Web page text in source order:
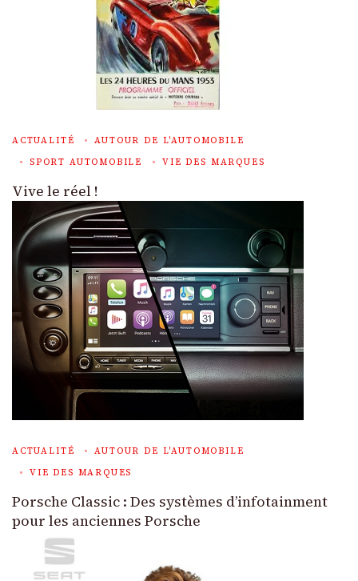
ACTUALITÉ
AUTOUR DE L'AUTOMOBILE
SPORT AUTOMOBILE
VIE DES MARQUES
Vive le réel !
ACTUALITÉ
AUTOUR DE L'AUTOMOBILE
VIE DES MARQUES
Porsche Classic : Des systèmes d’infotainment
pour les anciennes Porsche